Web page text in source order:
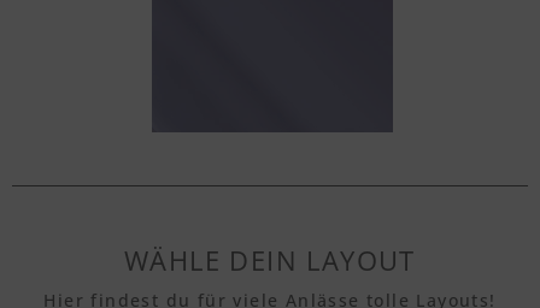
WÄHLE DEIN LAYOUT
Hier findest du für viele Anlässe tolle Layouts!